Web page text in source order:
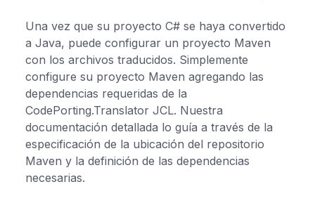
Una vez que su proyecto C# se haya convertido
a Java, puede configurar un proyecto Maven
con los archivos traducidos. Simplemente
configure su proyecto Maven agregando las
dependencias requeridas de la
CodePorting.Translator JCL. Nuestra
documentación detallada lo guía a través de la
especificación de la ubicación del repositorio
Maven y la definición de las dependencias
necesarias.